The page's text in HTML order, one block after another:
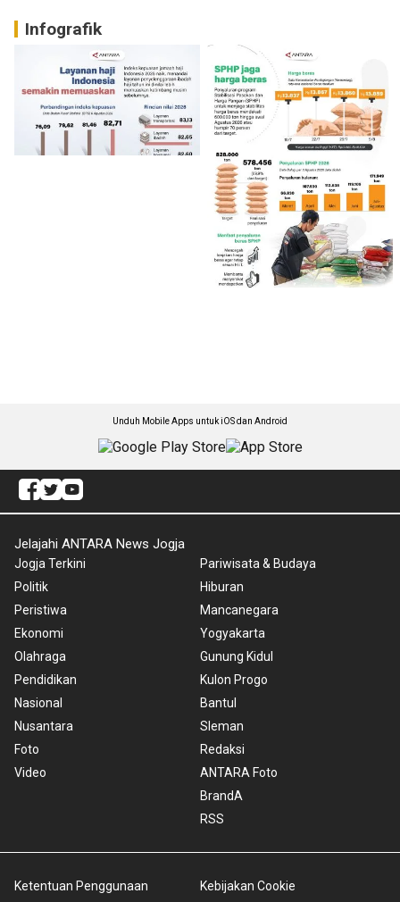
Infografik
Unduh Mobile Apps untuk iOS dan Android
Jelajahi ANTARA News Jogja
Jogja Terkini
Politik
Peristiwa
Ekonomi
Olahraga
Pendidikan
Nasional
Nusantara
Foto
Video
Pariwisata & Budaya
Hiburan
Mancanegara
Yogyakarta
Gunung Kidul
Kulon Progo
Bantul
Sleman
Redaksi
ANTARA Foto
BrandA
RSS
Ketentuan Penggunaan Kebijakan Cookie